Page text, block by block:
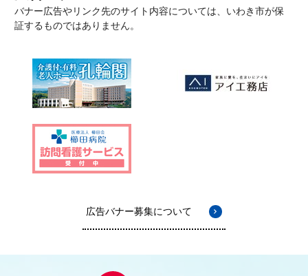
バナー広告やリンク先のサイト内容については、いわき市が保
証するものではありません。
広告バナー募集について